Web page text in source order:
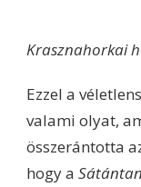
Krasznahorkai
Ezzel a
valami olyat,
összerántotta
hogy a